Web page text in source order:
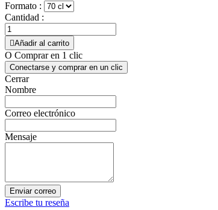
Formato :
Cantidad :
Añadir al carrito
O Comprar en 1 clic
Conectarse y comprar en un clic
Cerrar
Nombre
Correo electrónico
Mensaje
Enviar correo
Escribe tu reseña